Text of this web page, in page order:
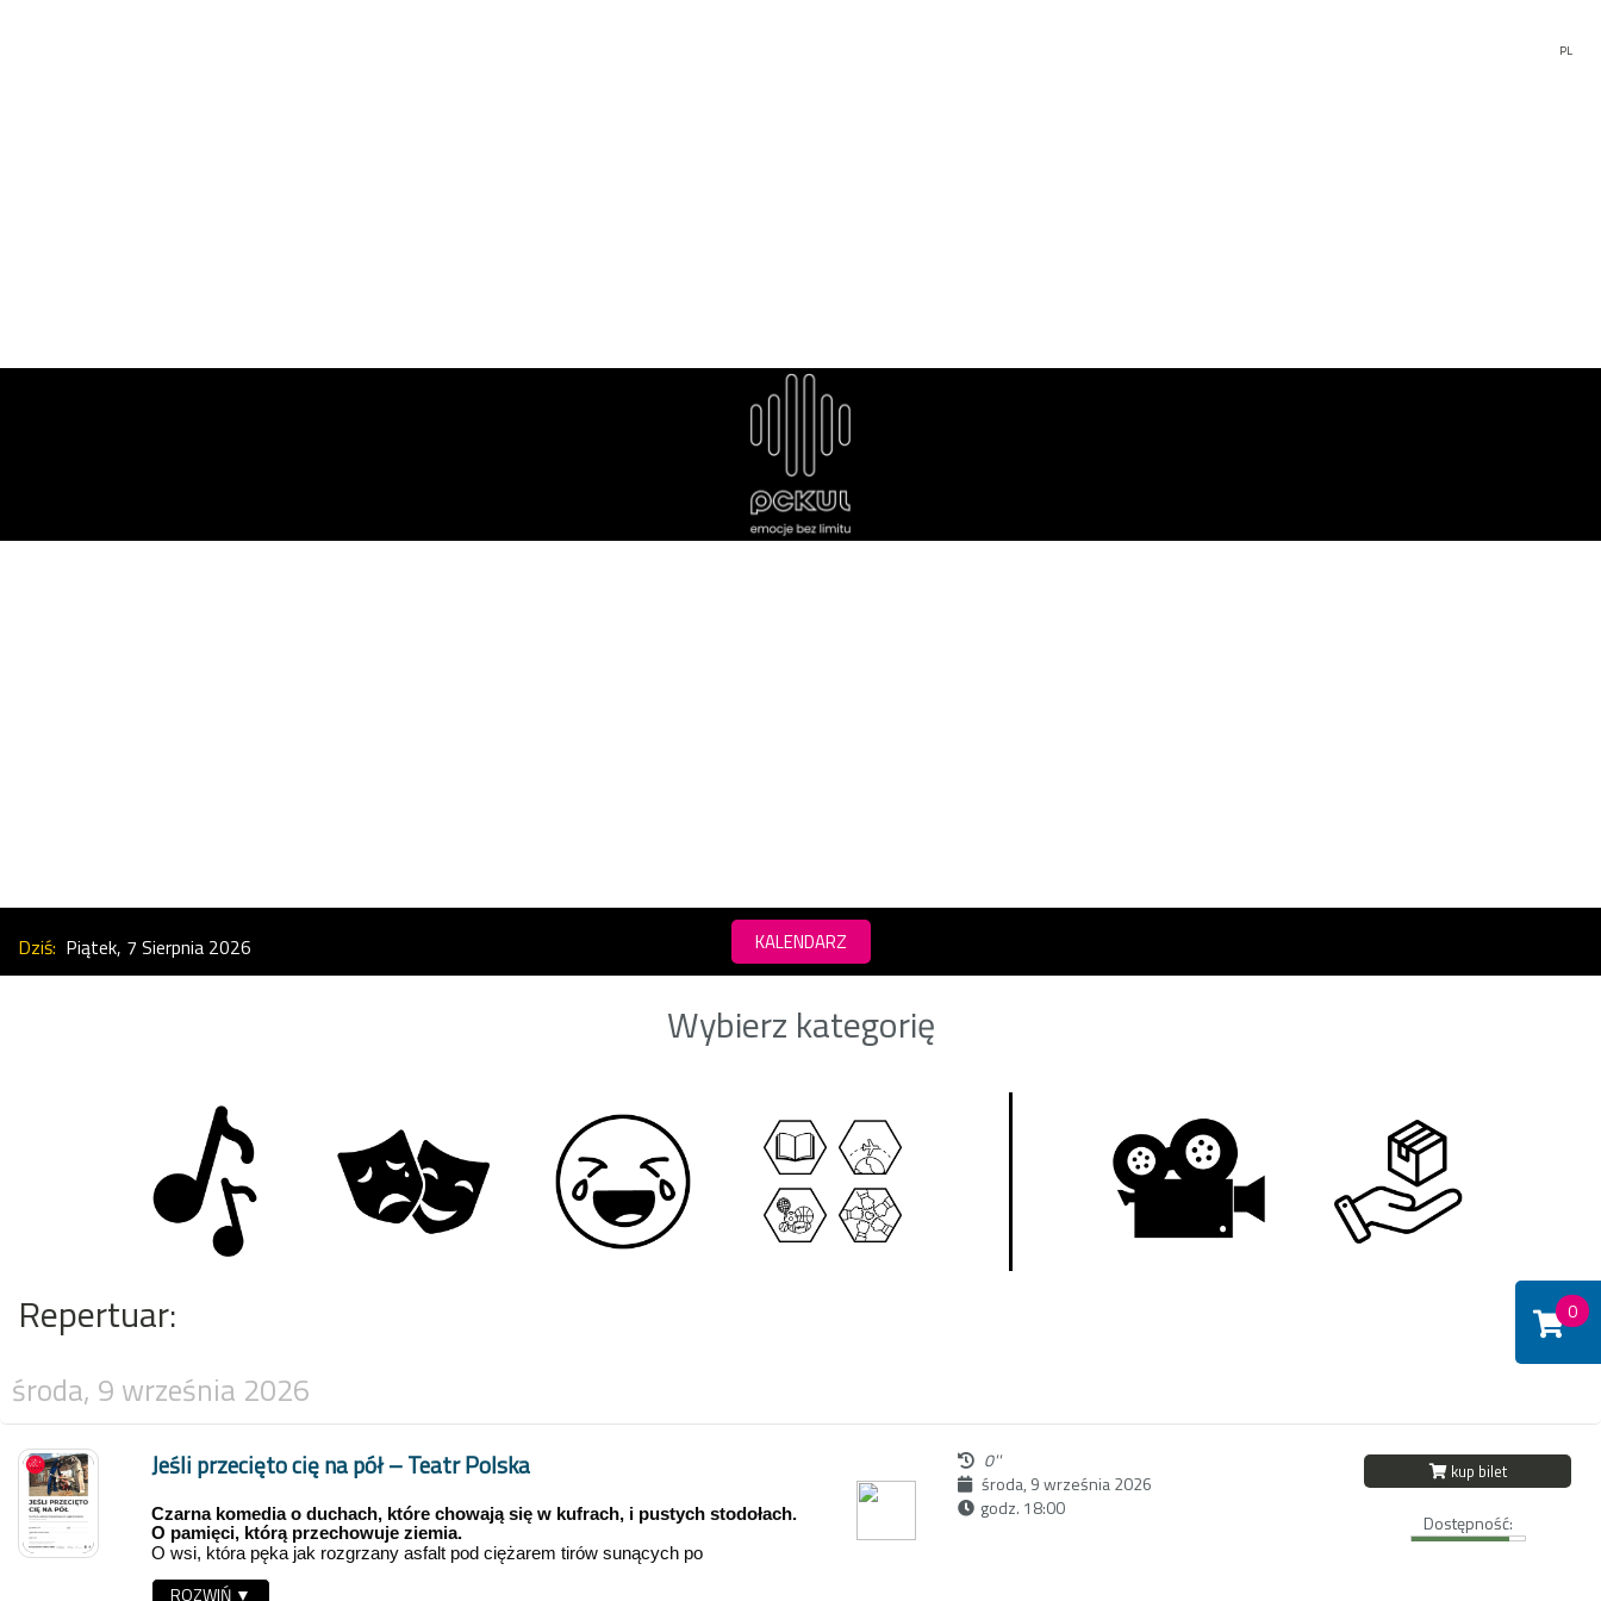
PL
0
Dziś: Piątek, 7 Sierpnia 2026 KALENDARZ
Wybierz kategorię
Repertuar:
środa, 9 września 2026
Jeśli przecięto cię na pół – Teatr Polska
Czarna komedia o duchach, które chowają się w kufrach, i pustych stodołach.
O pamięci, którą przechowuje ziemia.
O wsi, która pęka jak rozgrzany asfalt pod ciężarem tirów sunących po
autostradzie. O tożsamości rozpiętej między polem, które popada w ugór, a
migoczącym ekranem telewizora. O dojrzewaniu tam, gdzie wszystko jest
ROZWIŃ ▼
0''
środa, 9 września 2026
godz. 18:00
kup bilet
Dostępność: